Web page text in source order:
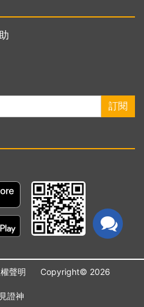
聲明 Copyright© 2026
證神